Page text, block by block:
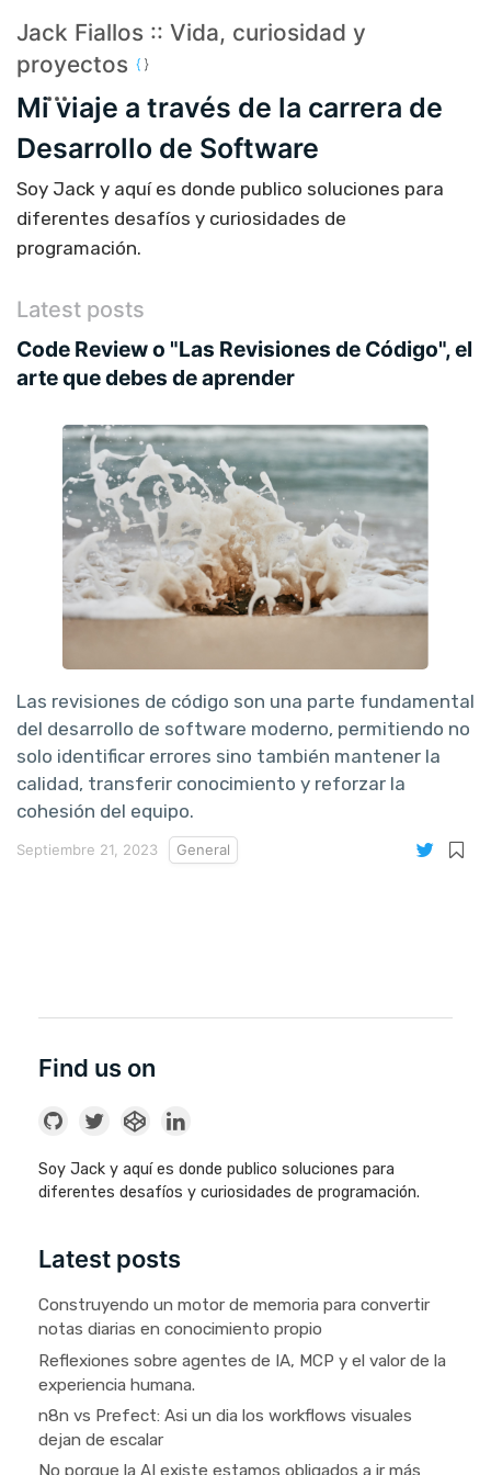
Jack Fiallos :: Vida, curiosidad y
proyectos
Mi viaje a través de la carrera de
Desarrollo de Software
Soy Jack y aquí es donde publico soluciones para
diferentes desafíos y curiosidades de
programación.
Latest posts
Code Review o "Las Revisiones de Código", el
arte que debes de aprender
Las revisiones de código son una parte fundamental
del desarrollo de software moderno, permitiendo no
solo identificar errores sino también mantener la
calidad, transferir conocimiento y reforzar la
cohesión del equipo.
Septiembre 21, 2023 General
Find us on
Soy Jack y aquí es donde publico soluciones para
diferentes desafíos y curiosidades de programación.
Latest posts
Construyendo un motor de memoria para convertir
notas diarias en conocimiento propio
Reflexiones sobre agentes de IA, MCP y el valor de la
experiencia humana.
n8n vs Prefect: Asi un dia los workflows visuales
dejan de escalar
No porque la AI existe estamos obligados a ir más